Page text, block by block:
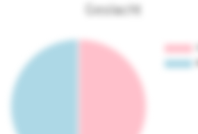
Geslacht